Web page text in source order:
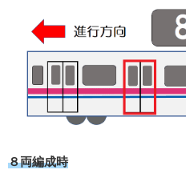
８両編成時